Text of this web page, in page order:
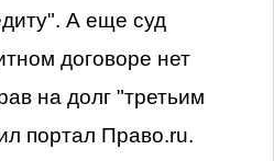
А еще суд
договоре нет
на долг "третьим
портал Право.ru.